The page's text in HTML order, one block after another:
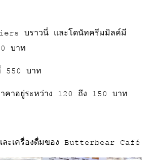
บราวนี่ และโดนัทครีมมิลค์มี
บาท
550 บาท
าคาอยู่ระหว่าง 120 ถึง 150 บาท
ละเครื่องดื่มของ Butterbear Café